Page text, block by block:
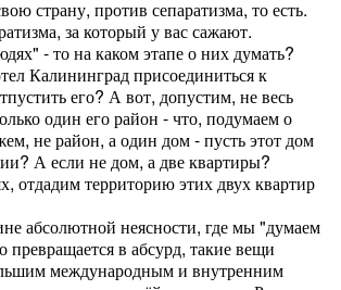
страну, против сепаратизма, то есть.
за который у вас сажают.
- то на каком этапе о них думать?
Калининград присоединиться к
его? А вот, допустим, не весь
один его район - что, подумаем о
не район, а один дом - пусть этот дом
А если не дом, а две квартиры?
отдадим территорию этих двух квартир
абсолютной неясности, где мы "думаем
превращается в абсурд, такие вещи
международным и внутренним